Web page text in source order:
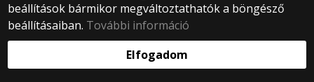
beállítások bármikor megváltoztathatók a böngésző
beállításaiban. További információ
Elfogadom